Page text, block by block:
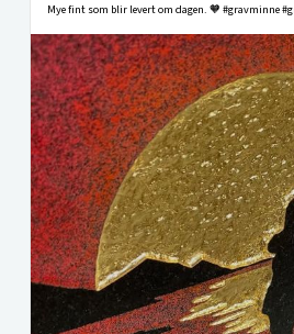
Mye fint som blir levert om dagen. 🧡 #gravminne